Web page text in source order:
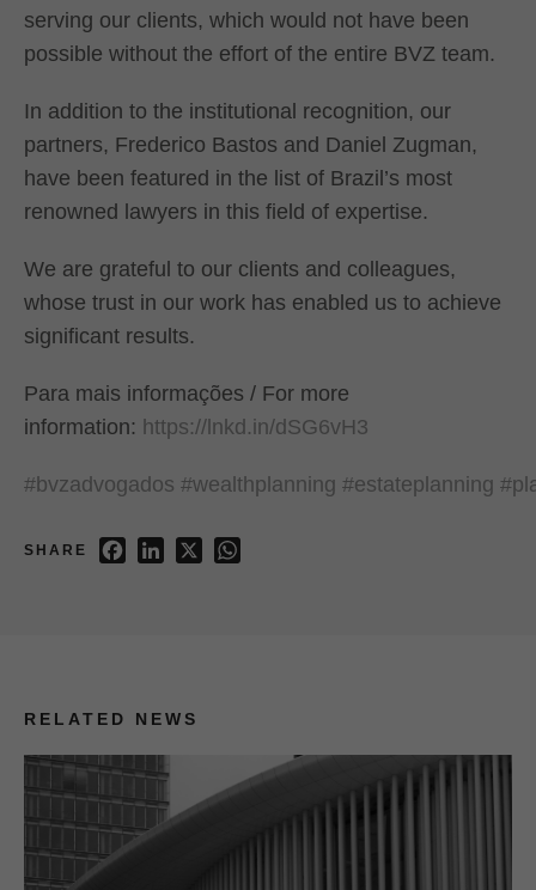
serving our clients, which would not have been
possible without the effort of the entire BVZ team.
In addition to the institutional recognition, our
partners, Frederico Bastos and Daniel Zugman,
have been featured in the list of Brazil’s most
renowned lawyers in this field of expertise.
We are grateful to our clients and colleagues,
whose trust in our work has enabled us to achieve
significant results.
Para mais informações / For more
information: https://lnkd.in/dSG6vH3
#bvzadvogados #wealthplanning #estateplanning
SHARE FacebookLinkedIn
RELATED NEWS